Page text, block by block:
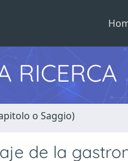
RICERCA
o Saggio)
de la